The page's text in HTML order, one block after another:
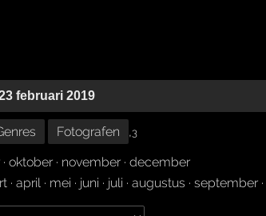
februari 2019
Fotografen ,3
· oktober · november · december
· april · mei · juni · juli · augustus · september ·